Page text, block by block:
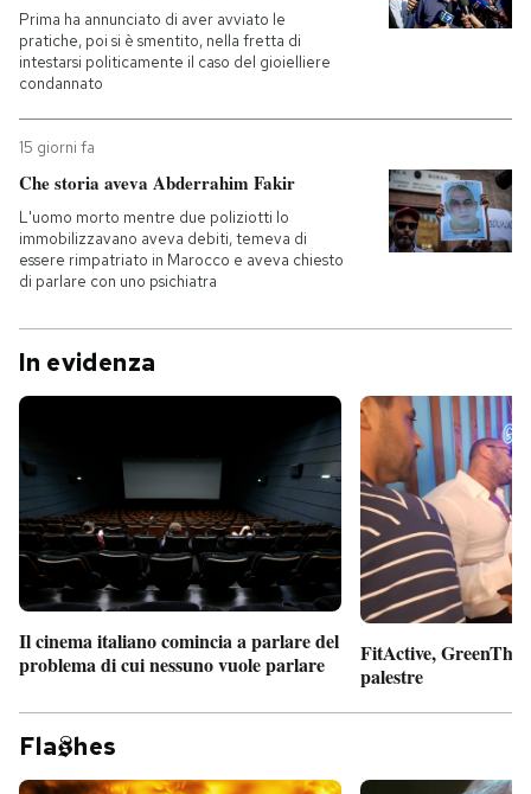
Prima ha annunciato di aver avviato le
pratiche, poi si è smentito, nella fretta di
intestarsi politicamente il caso del gioielliere
condannato
15 giorni fa
Che storia aveva Abderrahim Fakir
L'uomo morto mentre due poliziotti lo
immobilizzavano aveva debiti, temeva di
essere rimpatriato in Marocco e aveva chiesto
di parlare con uno psichiatra
In evidenza
Il cinema italiano comincia a parlare del
problema di cui nessuno vuole parlare
FitActive,
palestre
Fla hes